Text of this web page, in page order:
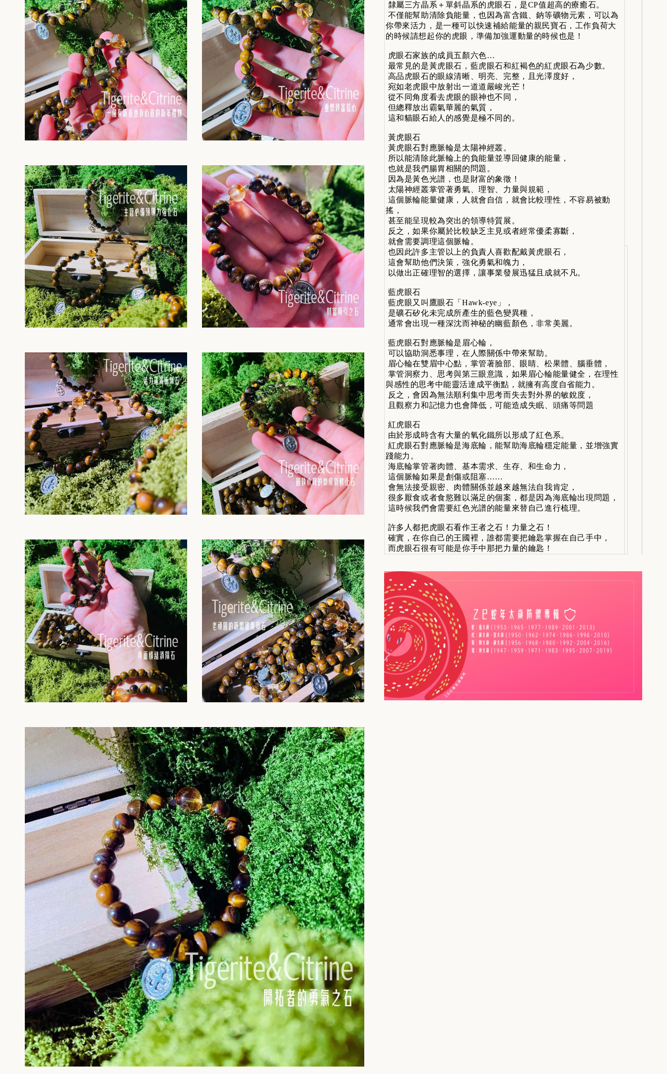
隸屬三方晶系＋單斜晶系的虎眼石，是CP值超高的療癒石。
不僅能幫助清除負能量，也因為富含鐵、鈉等礦物元素，可以為
你帶來活力，是一種可以快速補給能量的親民寶石，工作負荷大
的時候請想起你的虎眼，準備加強運動量的時候也是！
虎眼石家族的成員五顏六色…
最常見的是黃虎眼石，藍虎眼石和紅褐色的紅虎眼石為少數。
高品虎眼石的眼線清晰、明亮、完整，且光澤度好，
宛如老虎眼中放射出一道道嚴峻光芒！
從不同角度看去虎眼的眼神也不同，
但總釋放出霸氣華麗的氣質，
這和貓眼石給人的感覺是極不同的。
黃虎眼石
黃虎眼石對應脈輪是太陽神經叢。
所以能清除此脈輪上的負能量並導回健康的能量，
也就是我們腸胃相關的問題。
因為是黃色光譜，也是財富的象徵！
太陽神經叢掌管著勇氣、理智、力量與規範，
這個脈輪能量健康，人就會自信，就會比較理性，不容易被動
搖，
甚至能呈現較為突出的領導特質展。
反之，如果你屬於比較缺乏主見或者經常優柔寡斷，
就會需要調理這個脈輪。
也因此許多主管以上的負責人喜歡配戴黃虎眼石，
這會幫助他們決策，強化勇氣和魄力，
以做出正確理智的選擇，讓事業發展迅猛且成就不凡。
藍虎眼石
藍虎眼又叫鷹眼石「Hawk-eye」，
是礦石矽化未完成所產生的藍色變異種，
通常會出現一種深沈而神秘的幽藍顏色，非常美麗。
藍虎眼石對應脈輪是眉心輪，
可以協助洞悉事理，在人際關係中帶來幫助。
眉心輪在雙眉中心點，掌管著臉部、眼睛、松果體、腦垂體，
掌管洞察力、思考與第三眼意識，如果眉心輪能量健全，在理性
與感性的思考中能靈活達成平衡點，就擁有高度自省能力。
反之，會因為無法順利集中思考而失去對外界的敏銳度，
且觀察力和記憶力也會降低，可能造成失眠、頭痛等問題
紅虎眼石
由於形成時含有大量的氧化鐵所以形成了紅色系。
紅虎眼石對應脈輪是海底輪，能幫助海底輪穩定能量，並增強實
踐能力。
海底輪掌管著肉體、基本需求、生存、和生命力，
這個脈輪如果是創傷或阻塞……
會無法接受親密、肉體關係並越來越無法自我肯定，
很多厭食或者食慾難以滿足的個案，都是因為海底輪出現問題，
這時候我們會需要紅色光譜的能量來替自己進行梳理。
許多人都把虎眼石看作王者之石！力量之石！
確實，在你自己的王國裡，誰都需要把鑰匙掌握在自己手中，
而虎眼石很有可能是你手中那把力量的鑰匙！